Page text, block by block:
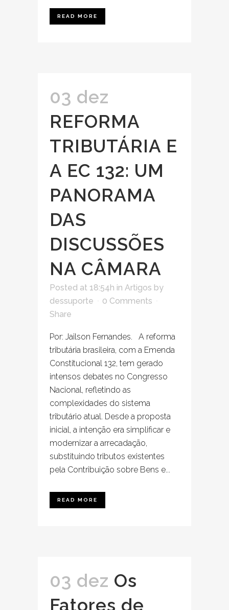
READ MORE
03 dez
REFORMA
TRIBUTÁRIA E
A EC 132: UM
PANORAMA
DAS
DISCUSSÕES
NA CÂMARA
Posted at 18:54h in Artigos by
dessuporte
0 Comments
Share
Por: Jailson Fernandes. A reforma
tributária brasileira, com a Emenda
Constitucional 132, tem gerado
intensos debates no Congresso
Nacional, refletindo as
complexidades do sistema
tributário atual. Desde a proposta
inicial, a intenção era simplificar e
modernizar a arrecadação,
substituindo tributos existentes
pela Contribuição sobre Bens e...
READ MORE
03 dez Os
Fatores de